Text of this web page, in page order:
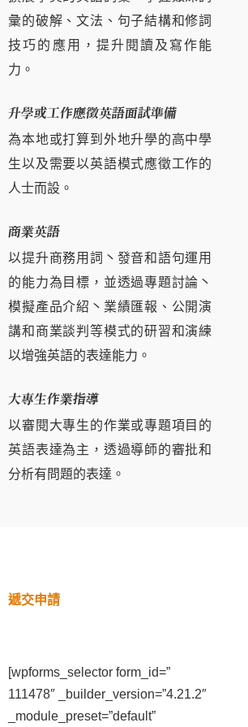
彙的破解、文法、句子結構和修詞
技巧的應用，提升閱讀及寫作能
力。
升學或工作應徵英語面試準備
為本地或打算到外地升學的高中學
生以及需要以英語模式應徵工作的
人士而設。
商業英語
以提升商務用詞丶發音和語句運用
的能力為目標，並透過專題討論丶
模擬產品介紹丶業績匯報、公開演
講和商業談判等模式的研習和演練
以增強英語的表達能力。
大專生作業指導
以審閱大專生的作業或專題項目的
英語表達為主，透過導師的審批和
分析有問題的表達。
遞交申請
[wpforms_selector form_id=”
111478″ _builder_version=”4.21.2″
_module_preset=”default”